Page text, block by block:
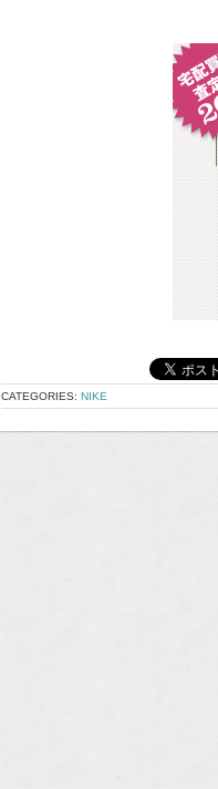
CATEGORIES: NIKE